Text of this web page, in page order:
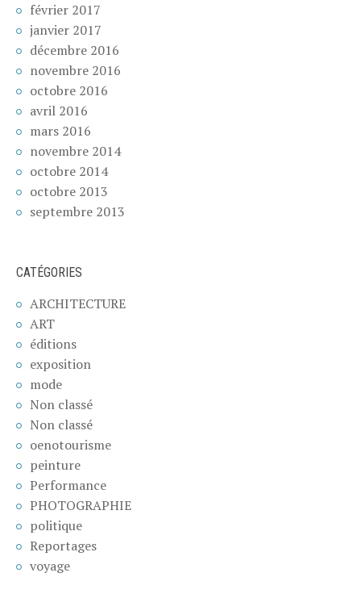
février 2017
janvier 2017
décembre 2016
novembre 2016
octobre 2016
avril 2016
mars 2016
novembre 2014
octobre 2014
octobre 2013
septembre 2013
CATÉGORIES
ARCHITECTURE
ART
éditions
exposition
mode
Non classé
Non classé
oenotourisme
peinture
Performance
PHOTOGRAPHIE
politique
Reportages
voyage